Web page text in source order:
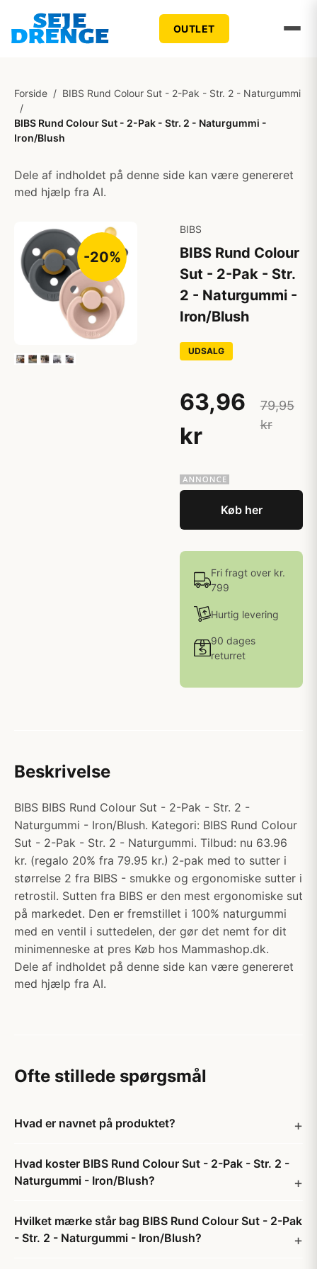
OUTLET
Forside / BIBS Rund Colour Sut - 2-Pak - Str. 2 - Naturgummi
/
BIBS Rund Colour Sut - 2-Pak - Str. 2 - Naturgummi -
Iron/Blush
Dele af indholdet på denne side kan være genereret
med hjælp fra AI.
-20%
BIBS
BIBS Rund Colour
Sut - 2-Pak - Str.
2 - Naturgummi -
Iron/Blush
UDSALG
63,96
kr
79,95
kr
Køb her
Fri fragt over kr.
799
Hurtig levering
90 dages
returret
Beskrivelse
BIBS BIBS Rund Colour Sut - 2-Pak - Str. 2 -
Naturgummi - Iron/Blush. Kategori: BIBS Rund Colour
Sut - 2-Pak - Str. 2 - Naturgummi. Tilbud: nu 63.96
kr. (regalo 20% fra 79.95 kr.) 2-pak med to sutter i
størrelse 2 fra BIBS - smukke og ergonomiske sutter i
retrostil. Sutten fra BIBS er den mest ergonomiske sut
på markedet. Den er fremstillet i 100% naturgummi
med en ventil i suttedelen, der gør det nemt for dit
minimenneske at pres Køb hos Mammashop.dk.
Dele af indholdet på denne side kan være genereret
med hjælp fra AI.
Ofte stillede spørgsmål
Hvad er navnet på produktet?
Hvad koster BIBS Rund Colour Sut - 2-Pak - Str. 2 -
Naturgummi - Iron/Blush?
Hvilket mærke står bag BIBS Rund Colour Sut - 2-Pak
- Str. 2 - Naturgummi - Iron/Blush?